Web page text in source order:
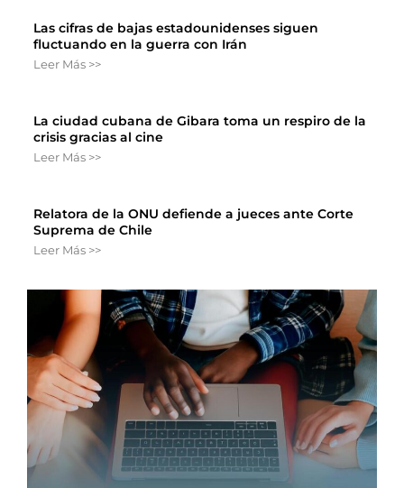
Las cifras de bajas estadounidenses siguen
fluctuando en la guerra con Irán
Leer Más >>
La ciudad cubana de Gibara toma un respiro de la
crisis gracias al cine
Leer Más >>
Relatora de la ONU defiende a jueces ante Corte
Suprema de Chile
Leer Más >>